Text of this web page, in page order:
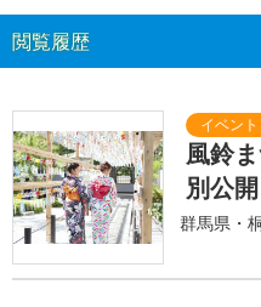
閲覧履歴
風鈴
別公開
群馬県・